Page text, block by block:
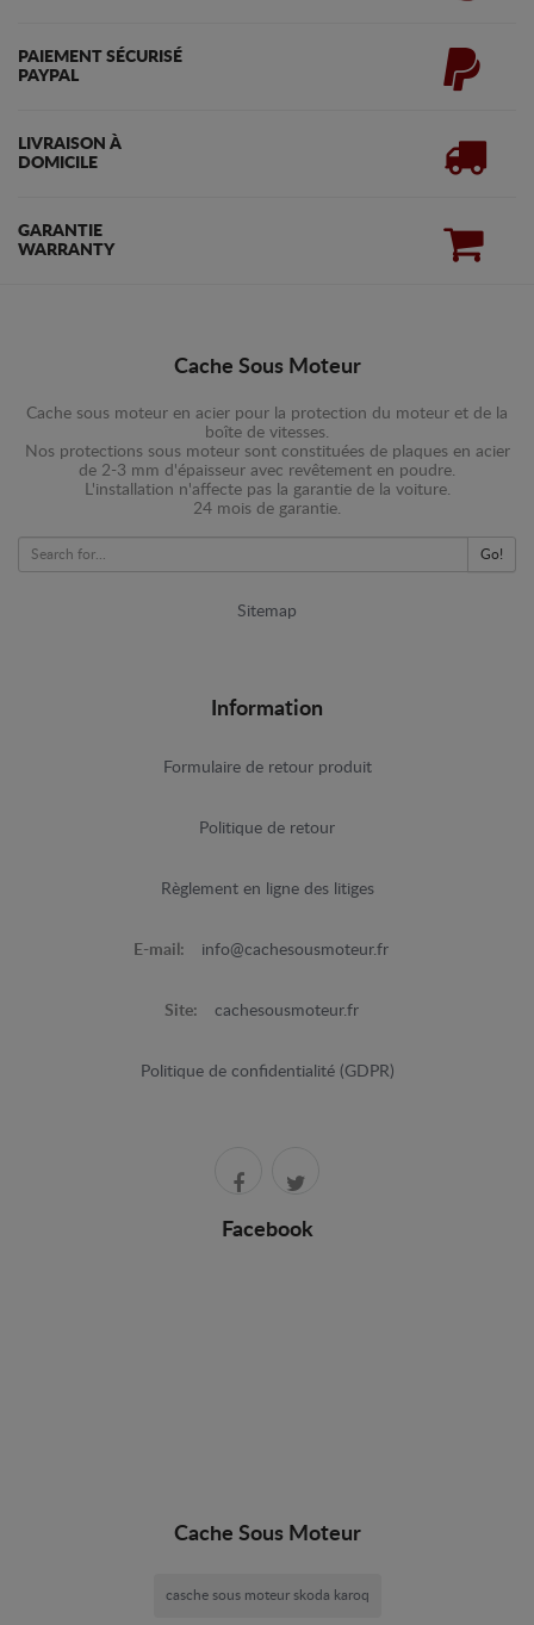
PAIEMENT SÉCURISÉ
PAYPAL
LIVRAISON À
DOMICILE
GARANTIE
WARRANTY
Cache Sous Moteur
Cache sous moteur en acier pour la protection du moteur et de la
boîte de vitesses.
Nos protections sous moteur sont constituées de plaques en acier
de 2-3 mm d'épaisseur avec revêtement en poudre.
L'installation n'affecte pas la garantie de la voiture.
24 mois de garantie.
Go!
Sitemap
Information
Formulaire de retour produit
Politique de retour
Règlement en ligne des litiges
E-mail: info@cachesousmoteur.fr
Site: cachesousmoteur.fr
Politique de confidentialité (GDPR)
Facebook
Cache Sous Moteur
casche sous moteur skoda karoq